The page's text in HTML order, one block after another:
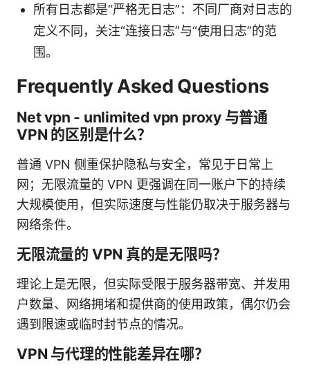
所有日志都是“严格无日志”：不同厂商对日志的
定义不同，关注“连接日志”与“使用日志”的范
围。
Frequently Asked Questions
Net vpn - unlimited vpn proxy 与普通
VPN 的区别是什么？
普通 VPN 侧重保护隐私与安全，常见于日常上
网；无限流量的 VPN 更强调在同一账户下的持续
大规模使用，但实际速度与性能仍取决于服务器与
网络条件。
无限流量的 VPN 真的是无限吗？
理论上是无限，但实际受限于服务器带宽、并发用
户数量、网络拥堵和提供商的使用政策，偶尔仍会
遇到限速或临时封节点的情况。
VPN 与代理的性能差异在哪？